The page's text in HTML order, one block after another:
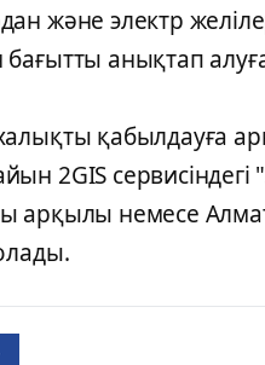
және электр
анықтап
қабылдауға
2GIS
арқылы немесе